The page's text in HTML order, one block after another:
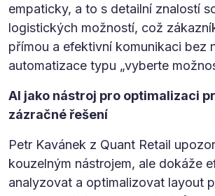
empaticky, a to s detailní znalostí
logistických možností, což
přímou a efektivní komunikaci bez
automatizace typu „vyberte
AI jako nástroj pro optimalizaci
zázračné řešení
Petr Kavánek z Quant Retail
kouzelným nástrojem, ale dokáže
analyzovat a optimalizovat layout